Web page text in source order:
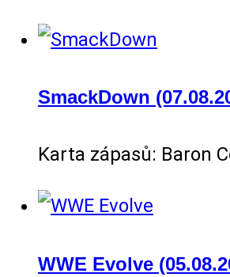
SmackDown
Karta zápasů: Baron
WWE Evolve